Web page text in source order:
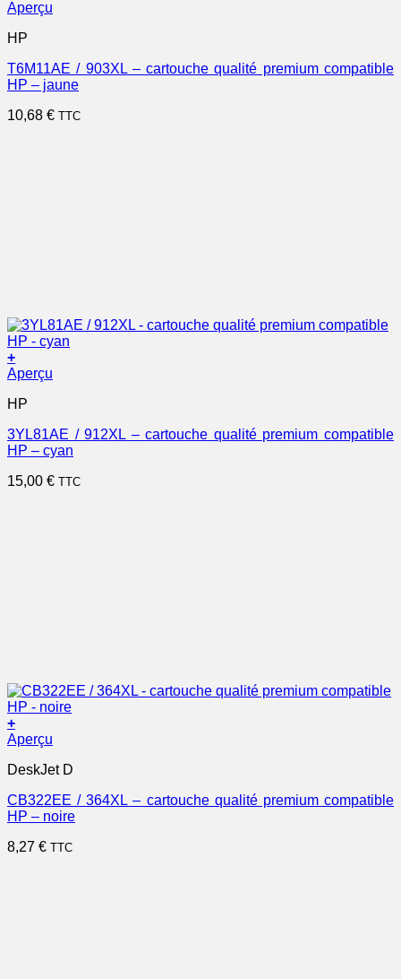
Aperçu
HP
T6M11AE / 903XL – cartouche qualité premium compatible
HP – jaune
10,68 € TTC
+
Aperçu
HP
3YL81AE / 912XL – cartouche qualité premium compatible
HP – cyan
15,00 € TTC
+
Aperçu
DeskJet D
CB322EE / 364XL – cartouche qualité premium compatible
HP – noire
8,27 € TTC